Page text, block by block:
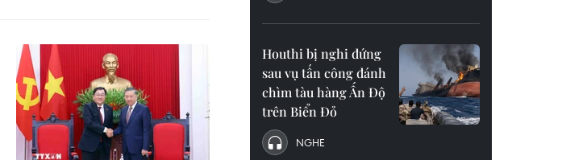
Houthi bị nghi đứng
sau vụ tấn công đánh
chìm tàu hàng Ấn Độ
trên Biển Đỏ
NGHE